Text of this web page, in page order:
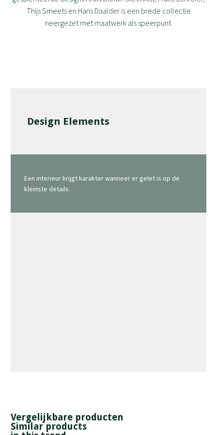
Thijs Smeets en Hans Daalder is een brede collectie
neergezet met maatwerk als speerpunt.
Design Elements
Een interieur krijgt karakter wanneer er gelet is op de
kleinste details.
Vergelijkbare producten
Similar products